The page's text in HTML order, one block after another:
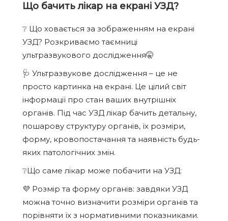
Що бачить лікар на екрані УЗД?
❔ Що ховається за зображенням на екрані
УЗД? Розкриваємо таємниці
ультразвукового дослідження🤫
🩺 Ультразвукове дослідження – це не
просто картинка на екрані. Це цілий світ
інформації про стан ваших внутрішніх
органів. Під час УЗД лікар бачить детальну,
пошарову структуру органів, їх розміри,
форму, кровопостачання та наявність будь-
яких патологічних змін.
❔Що саме лікар може побачити на УЗД:
💜 Розмір та форму органів: завдяки УЗД
можна точно визначити розміри органів та
порівняти їх з нормативними показниками.